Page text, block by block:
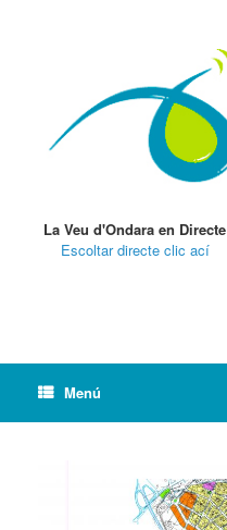
La Veu d'Ondara en Directe
Escoltar directe clic ací
Menú